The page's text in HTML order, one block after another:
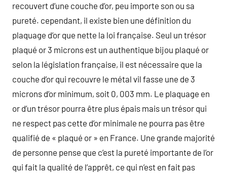
recouvert d’une couche d’or, peu importe son ou sa
pureté. cependant, il existe bien une définition du
plaquage d’or que nette la loi française. Seul un trésor
plaqué or 3 microns est un authentique bijou plaqué or
selon la législation française, il est nécessaire que la
couche d’or qui recouvre le métal vil fasse une de 3
microns d’or minimum, soit 0, 003 mm. Le plaquage en
or d’un trésor pourra être plus épais mais un trésor qui
ne respect pas cette d’or minimale ne pourra pas être
qualifié de « plaqué or » en France. Une grande majorité
de personne pense que c’est la pureté importante de l’or
qui fait la qualité de l’apprêt, ce qui n’est en fait pas